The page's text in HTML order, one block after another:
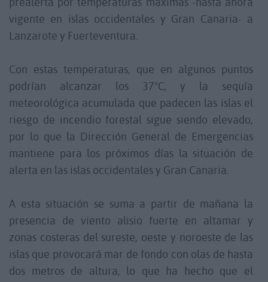
vigente en islas occidentales y Gran Canaria- a
Lanzarote y Fuerteventura.
Con estas temperaturas, que en algunos puntos
podrían alcanzar los 37ºC, y la sequía
meteorológica acumulada que padecen las islas el
riesgo de incendio forestal sigue siendo elevado,
por lo que la Dirección General de Emergencias
mantiene para los próximos días la situación de
alerta en las islas occidentales y Gran Canaria.
A esta situación se suma a partir de mañana la
presencia de viento alisio fuerte en altamar y
zonas costeras del sureste, oeste y noroeste de las
islas que provocará mar de fondo con olas de hasta
dos metros de altura, lo que ha hecho que el